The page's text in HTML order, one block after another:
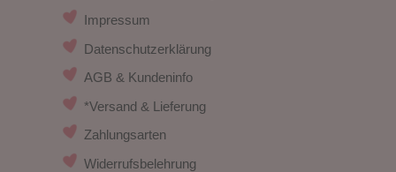
Impressum
Datenschutzerklärung
AGB & Kundeninfo
*Versand & Lieferung
Zahlungsarten
Widerrufsbelehrung